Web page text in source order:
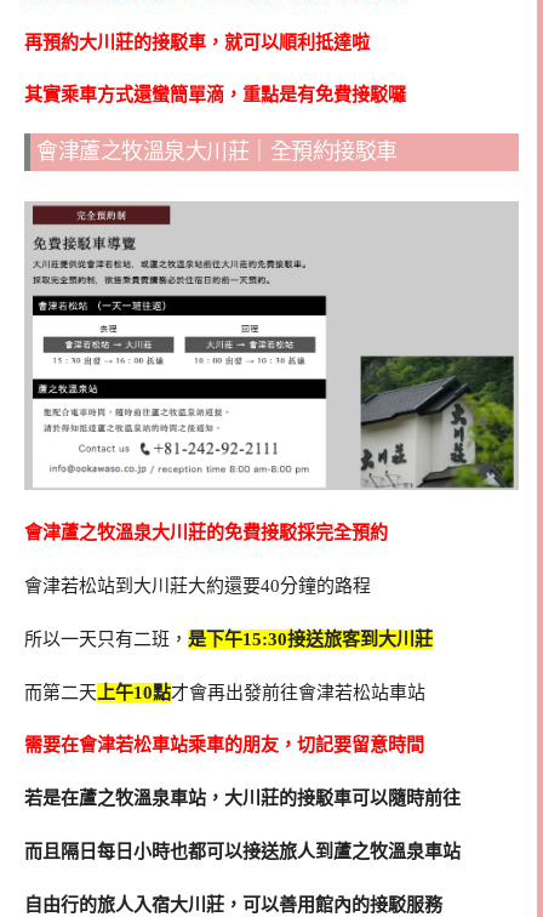
再預約大川莊的接駁車，就可以順利抵達啦
其實乘車方式還蠻簡單滴，重點是有免費接駁囉
會津蘆之牧溫泉大川莊｜全預約接駁車
會津蘆之牧溫泉大川莊的免費接駁採完全預約
會津若松站到大川莊大約還要40分鐘的路程
所以一天只有二班， 是下午15:30接送旅客到大川莊
而第二天 上午10點才會再出發前往會津若松站車站
需要在會津若松車站乘車的朋友，切記要留意時間
若是在蘆之牧溫泉車站，大川莊的接駁車可以隨時前往
而且隔日每日小時也都可以接送旅人到蘆之牧溫泉車站
自由行的旅人入宿大川莊，可以善用館內的接駁服務